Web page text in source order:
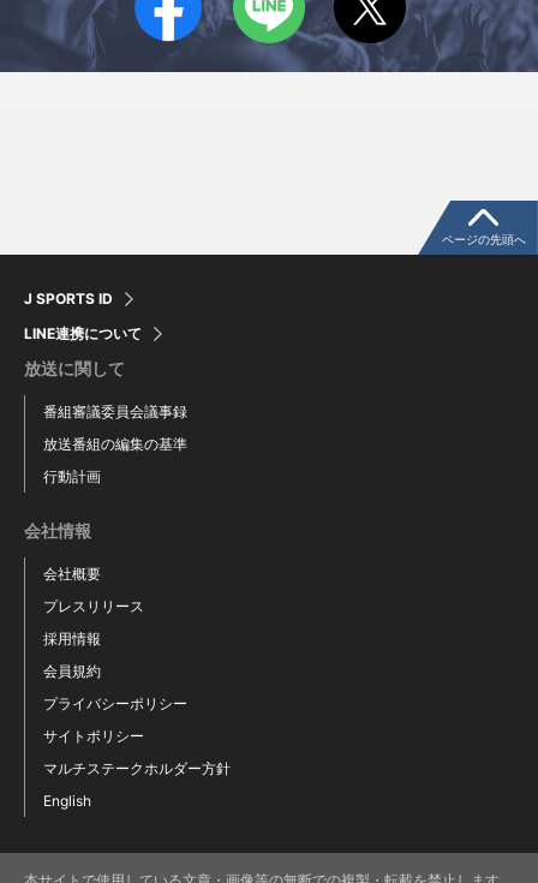
J SPORTS ID
LINE連携について
放送に関して
番組審議委員会議事録
放送番組の編集の基準
行動計画
会社情報
会社概要
プレスリリース
採用情報
会員規約
プライバシーポリシー
サイトポリシー
マルチステークホルダー方針
English
ページの先頭へ